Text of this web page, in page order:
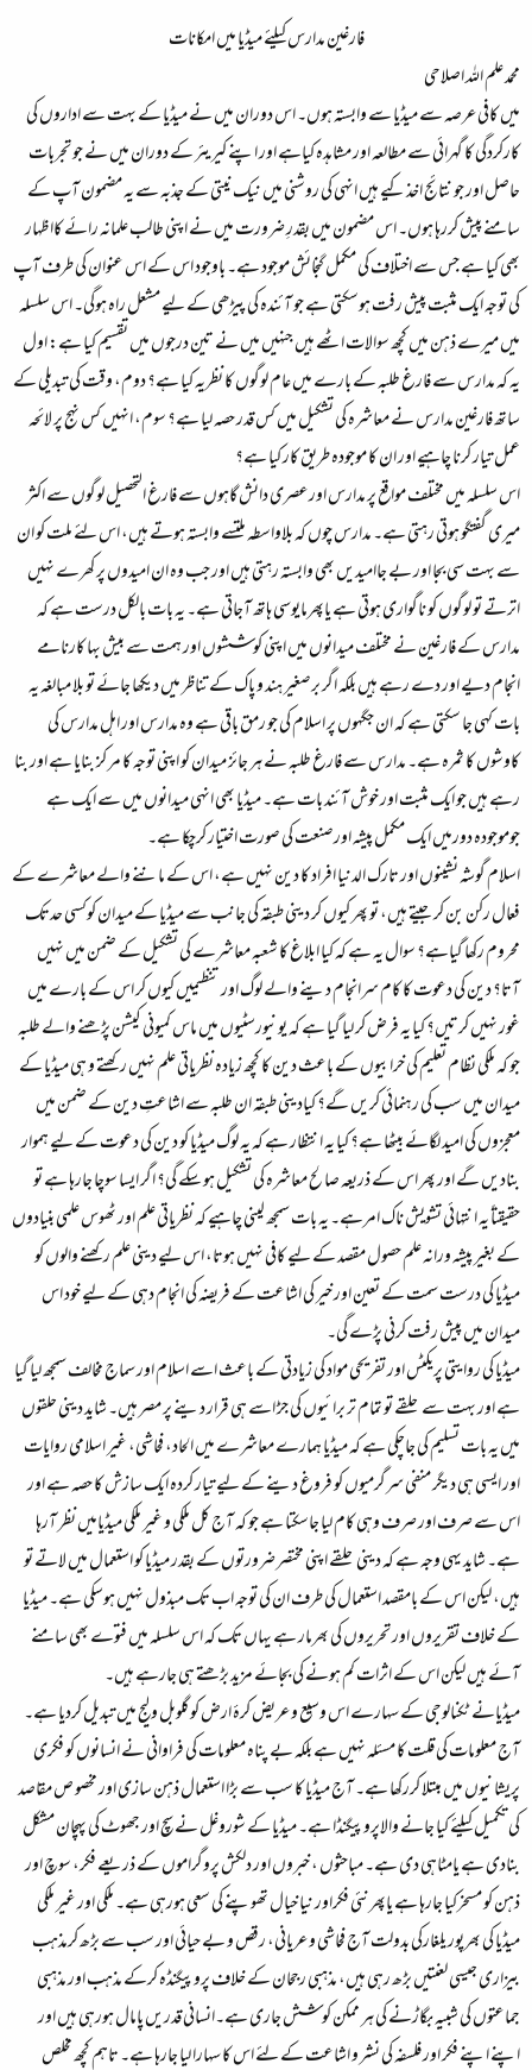
فارغین مدارس کیلئے میڈیا میں امکانات​
محمد علم اللہ اصلاحی​
میں کافی عرصہ سے میڈیا سے وابستہ ہوں۔ اس دوران میں نے میڈیا کے بہت سے اداروں کی
کارکردگی کا گہرائی سے مطالعہ اور مشاہدہ کیاہے اور اپنے کیریئر کے دوران میں نے جو تجربات
حاصل اور جو نتائج اخذ کیے ہیں انہی کی روشنی میں نیک نیتی کے جذبہ سے یہ مضمون آپ کے
سامنے پیش کررہا ہوں۔ اس مضمون میں بقدرِ ضرورت میں نے اپنی طالب علمانہ رائے کااظہار
بھی کیا ہے جس سے اختلاف کی مکمل گنجائش موجود ہے۔ باوجود اس کے اس عنوان کی طرف آپ
کی توجہ ایک مثبت پیش رفت ہوسکتی ہے جو آئندہ کی پیڑھی کے لیے مشعل راہ ہوگی۔ اس سلسلہ
میں میرے ذہن میں کچھ سوالات اٹھے ہیں جنہیں میں نے تین درجوں میں تقسیم کیا ہے: اول
یہ کہ مدارس سے فارغ طلبہ کے بارے میں عام لوگوں کا نظریہ کیا ہے؟ دوم، وقت کی تبدیلی کے
ساتھ فارغین مدارس نے معاشرہ کی تشکیل میں کس قدر حصہ لیا ہے؟ سوم، انہیں کس نہج پر لائحہ
عمل تیار کرنا چاہیے اور ان کا موجودہ طریق کار کیا ہے؟
اس سلسلہ میں مختلف مواقع پر مدارس اورعصری دانش گاہوں سے فارغ التحصیل لوگوں سے اکثر
میری گفتگو ہوتی رہتی ہے۔ مدارس چوں کہ بلاواسطہ ملتسے وابستہ ہوتے ہیں، اس لئے ملت کو ان
سے بہت سی بجا اور بے جاامیدیں بھی وابستہ رہتی ہیں اور جب وہ ان امیدوں پر کھرے نہیں
اترتے تو لوگوں کو ناگواری ہوتی ہے یاپھرمایوسی ہاتھ آجاتی ہے۔ یہ بات بالکل درست ہے کہ
مدارس کے فارغین نے مختلف میدانوں میں اپنی کوششوں اور ہمت سے بیش بہا کارنامے
انجام دیے اور دے رہے ہیں بلکہ اگر برصغیر ہند و پاک کے تناظر میں دیکھا جائے تو بلا مبالغہ یہ
بات کہی جا سکتی ہے کہ ان جگہوں پر اسلام کی جو رمق باقی ہے وہ مدارس اور اہل مدارس کی
کاوشوں کا ثمرہ ہے۔ مدارس سے فارغ طلبہ نے ہر جائز میدان کو اپنی توجہ کا مر کز بنایا ہے اور بنا
رہے ہیں جو ایک مثبت اور خوش آئند بات ہے۔ میڈیا بھی انہی میدانوں میں سے ایک ہے
جوموجودہ دورمیں ایک مکمل پیشہ اورصنعت کی صورت اختیار کرچکا ہے۔
اسلام گوشہ نشینوں اور تارک الدنیا افراد کا دین نہیں ہے، اس کے ماننے والے معاشرے کے
فعال رکن بن کر جیتے ہیں، تو پھر کیوں کر دینی طبقہ کی جانب سے میڈیا کے میدان کوکسی حدتک
محروم رکھا گیاہے؟ سوال یہ ہے کہ کیا ابلاغ کا شعبہ معاشرے کی تشکیل کے ضمن میں نہیں
آتا؟ دین کی دعوت کا کام سرانجام دینے والے لوگ اور تنظیمیں کیوں کر اس کے بارے میں
غور نہیں کرتیں؟ کیا یہ فرض کر لیا گیا ہے کہ یونیورسٹیوں میں ماس کمیونی کیشن پڑھنے والے طلبہ
جو کہ ملکی نظام تعلیم کی خرابیوں کے باعث دین کا کچھ زیادہ نظریاتی علم نہیں رکھتے و ہی میڈیا کے
میدان میں سب کی رہنمائی کریں گے؟ کیادینی طبقہ ان طلبہ سے اشاعتِ دین کے ضمن میں
معجزوں کی امید لگائے بیٹھا ہے؟ کیا یہ انتظار ہے کہ یہ لوگ میڈیا کو دین کی دعوت کے لیے ہموار
بنادیں گے اور پھر اس کے ذریعہ صالح معاشرہ کی تشکیل ہو سکے گی؟ اگر ایسا سوچا جارہا ہے تو
حقیقتاً یہ انتہائی تشویش ناک امرہے۔ یہ بات سمجھ لینی چاہیے کہ نظریاتی علم اور ٹھوس علمی بنیادوں
کے بغیر پیشہ ورانہ علم حصول مقصد کے لیے کافی نہیں ہوتا، اس لیے دینی علم رکھنے والوں کو
میڈیا کی درست سمت کے تعین اور خیر کی اشاعت کے فریضہ کی انجام دہی کے لیے خود اس
میدان میں پیش رفت کرنی پڑے گی۔
میڈیا کی روایتی پریکٹس اور تفریحی مواد کی زیادتی کے باعث اسے اسلام اور سماج مخالف سمجھ لیا گیا
ہے اور بہت سے حلقے تو تمام تر برائیوں کی جڑ اسے ہی قرار دینے پر مصر ہیں۔ شاید دینی حلقوں
میں یہ بات تسلیم کی جاچکی ہے کہ میڈیا ہمارے معاشرے میں الحاد، فحاشی، غیر اسلامی روایات
اور ایسی ہی دیگر منفی سرگرمیوں کو فروغ دینے کے لیے تیار کردہ ایک سازش کا حصہ ہے اور
اس سے صرف اور صرف وہی کام لیا جاسکتا ہے جو کہ آج کل ملکی و غیر ملکی میڈیامیں نظر آرہا
ہے۔ شاید یہی وجہ ہے کہ دینی حلقے اپنی مختصر ضرورتوں کے بقدر میڈیا کو استعمال میں لاتے تو
ہیں، لیکن اس کے بامقصد استعمال کی طرف ان کی توجہ اب تک مبذول نہیں ہوسکی ہے۔ میڈیا
کے خلاف تقریروں اور تحریروں کی بھرمار ہے یہاں تک کہ اس سلسلہ میں فتوے بھی سامنے
آئے ہیں لیکن اس کے اثرات کم ہونے کی بجائے مزید بڑھتے ہی جارہے ہیں۔
میڈیانے ٹکنالوجی کے سہارے اس وسیع و عریض کرۂ ارض کو گلوبل ولیج میں تبدیل کردیا ہے۔
آج معلومات کی قلت کا مسئلہ نہیں ہے بلکہ بے پناہ معلومات کی فراوانی نے انسانوں کو فکری
پریشانیوں میں مبتلا کررکھا ہے۔ آج میڈیا کا سب سے بڑا استعمال ذہن سازی اور مخصو ص مقاصد
کی تکمیل کیلئے کیا جانے والاپروپیگنڈا ہے۔ میڈیا کے شوروغل نے سچ اور جھوٹ کی پہچان مشکل
بنادی ہے یامٹاہی دی ہے۔ مباحثوں ، خبروں اور دلکش پروگراموں کے ذریعے فکر، سوچ اور
ذہن کو مسخرکیا جارہا ہے یاپھرنئی فکراور نیا خیال تھوپنے کی سعی ہورہی ہے۔ ملکی اور غیر ملکی
میڈیا کی بھرپور یلغارکی بدولت آج فحاشی و عریانی، رقص و بے حیائی اور سب سے بڑھ کرمذہب
بیزاری جیسی لعنتیں بڑھ رہی ہیں، مذہبی رجحان کے خلاف پروپیگنڈہ کرکے مذہب اور مذہبی
جماعتوں کی شبیہ بگاڑنے کی ہر ممکن کوشش جاری ہے۔انسانی قدریں پامال ہورہی ہیں اور
اپنے اپنے فکر اور فلسفہ کی نشر و اشاعت کے لئے اس کا سہارا لیا جارہا ہے۔ تاہم کچھ مخلص